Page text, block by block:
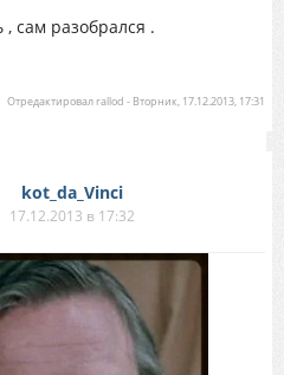
, сам разобрался .
Отредактировал rallod - Вторник, 17.12.2013, 17:31
kot_da_Vinci
17.12.2013 в 17:32